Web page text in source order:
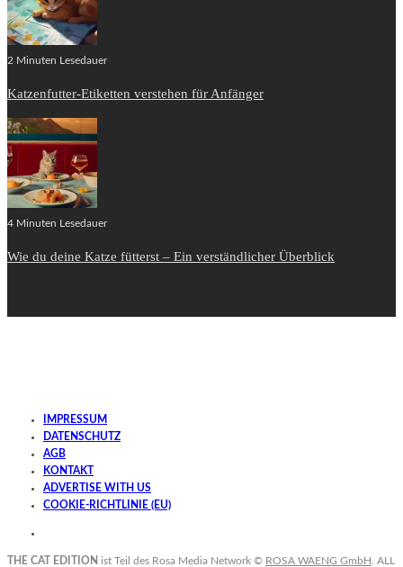
2 Minuten Lesedauer
Katzenfutter-Etiketten verstehen für Anfänger
4 Minuten Lesedauer
Wie du deine Katze fütterst – Ein verständlicher Überblick
IMPRESSUM
DATENSCHUTZ
AGB
KONTAKT
ADVERTISE WITH US
COOKIE-RICHTLINIE (EU)
THE CAT EDITION ist Teil des Rosa Media Network © ROSA WAENG GmbH . ALL